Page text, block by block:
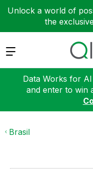
Unlock a world of
the
Expand
Data Works for
and enter to win
Brasil